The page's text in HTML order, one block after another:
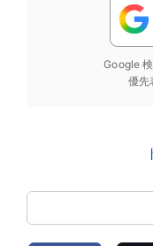
Google
優先